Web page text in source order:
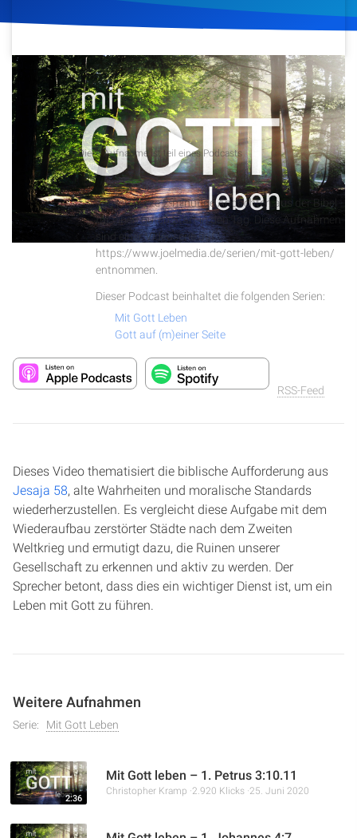
8. August 2019 614Klicks Download
Podcast Diese Aufnahme ist teil eines Podcasts
Tägliche Andachten
Täglich kurze 2-minütige Andachten aus der Bibel
für einen guten Start in den Tag. Diese Aufnahmen
sind einer Videoserie auf
https://www.joelmedia.de/serien/mit-gott-leben/
entnommen.
Dieser Podcast beinhaltet die folgenden Serien:
Mit Gott Leben
Gott auf (m)einer Seite
RSS-Feed
Dieses Video thematisiert die biblische Aufforderung aus
Jesaja 58, alte Wahrheiten und moralische Standards
wiederherzustellen. Es vergleicht diese Aufgabe mit dem
Wiederaufbau zerstörter Städte nach dem Zweiten
Weltkrieg und ermutigt dazu, die Ruinen unserer
Gesellschaft zu erkennen und aktiv zu werden. Der
Sprecher betont, dass dies ein wichtiger Dienst ist, um ein
Leben mit Gott zu führen.
Weitere Aufnahmen
Serie: Mit Gott Leben
2:36
Mit Gott leben – 1. Petrus 3:10.11
Christopher Kramp 2.920 Klicks 25. Juni 2020
Artikel
Podcasts
Studienzentrum
Über Uns
Kontakt
Spenden